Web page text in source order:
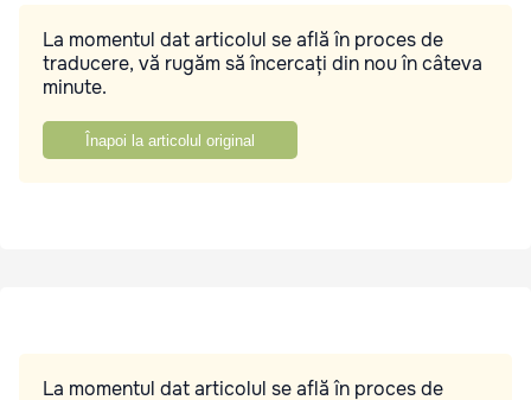
La momentul dat articolul se află în proces de
traducere, vă rugăm să încercați din nou în câteva
minute.
Înapoi la articolul original
La momentul dat articolul se află în proces de